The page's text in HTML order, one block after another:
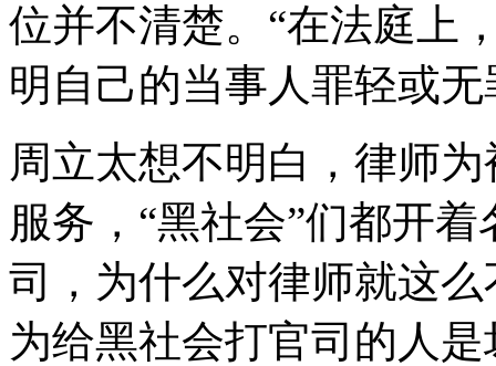
位并不清楚。“在法庭上
明自己的当事人罪轻或无
周立太想不明白，律师
服务，“黑社会”们都开
司，为什么对律师就这
为给黑社会打官司的人